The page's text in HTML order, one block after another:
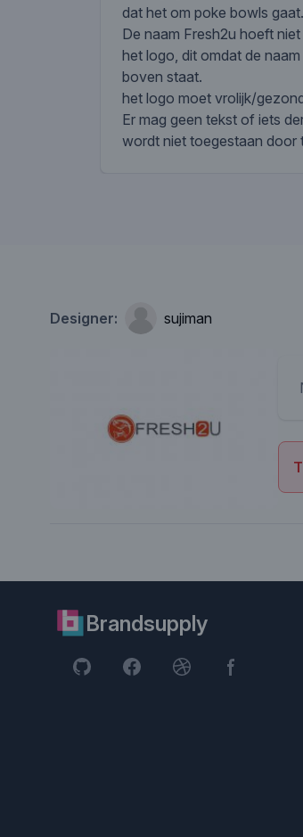
dat het om poke bowls gaat.
De naam Fresh2u hoeft
het logo, dit omdat de naam
boven staat.
het logo moet vrolijk/
Er mag geen tekst of iets
wordt niet toegestaan door
Designer: sujiman
Brandsupply